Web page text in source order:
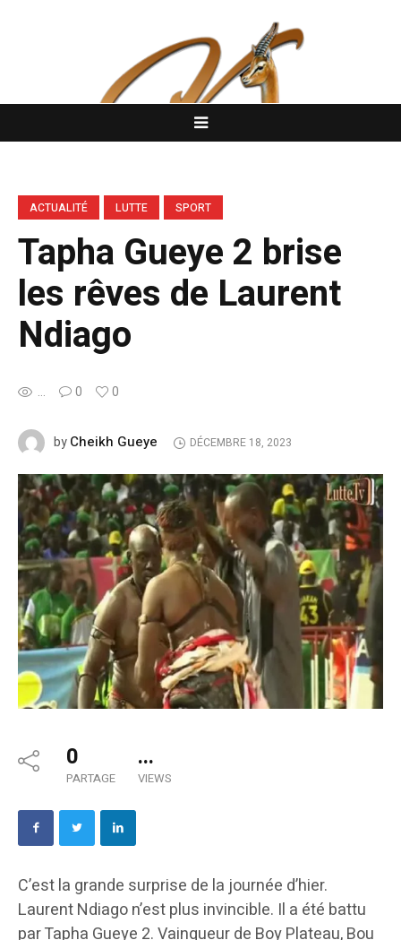
ACTUALITÉ LUTTE SPORT
Tapha Gueye 2 brise
les rêves de Laurent
Ndiago
... 0 0
byCheikh Gueye DÉCEMBRE 18, 2023
0
PARTAGE
...
VIEWS
C’est la grande surprise de la journée d’hier.
Laurent Ndiago n’est plus invincible. Il a été battu
par Tapha Gueye 2. Vainqueur de Boy Plateau, Bou